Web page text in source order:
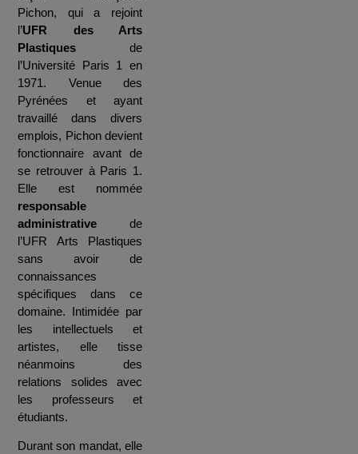
Pichon, qui a rejoint
l’UFR des Arts
Plastiques de
l’Université Paris 1 en
1971. Venue des
Pyrénées et ayant
travaillé dans divers
emplois, Pichon devient
fonctionnaire avant de
se retrouver à Paris 1.
Elle est nommée
responsable
administrative de
l’UFR Arts Plastiques
sans avoir de
connaissances
spécifiques dans ce
domaine. Intimidée par
les intellectuels et
artistes, elle tisse
néanmoins des
relations solides avec
les professeurs et
étudiants.
Durant son mandat, elle